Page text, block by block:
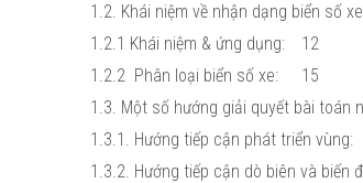
1.2. Khái niệm về nhận dạng biển số
1.2.1 Khái niệm & ứng dụng:
12
1.2.2 Phân loại biển số xe:
15
1.3. Một số hướng giải quyết bài toán
1.3.1. Hướng tiếp cận phát triển vùng:
1.3.2. Hướng tiếp cận dò biên và biến